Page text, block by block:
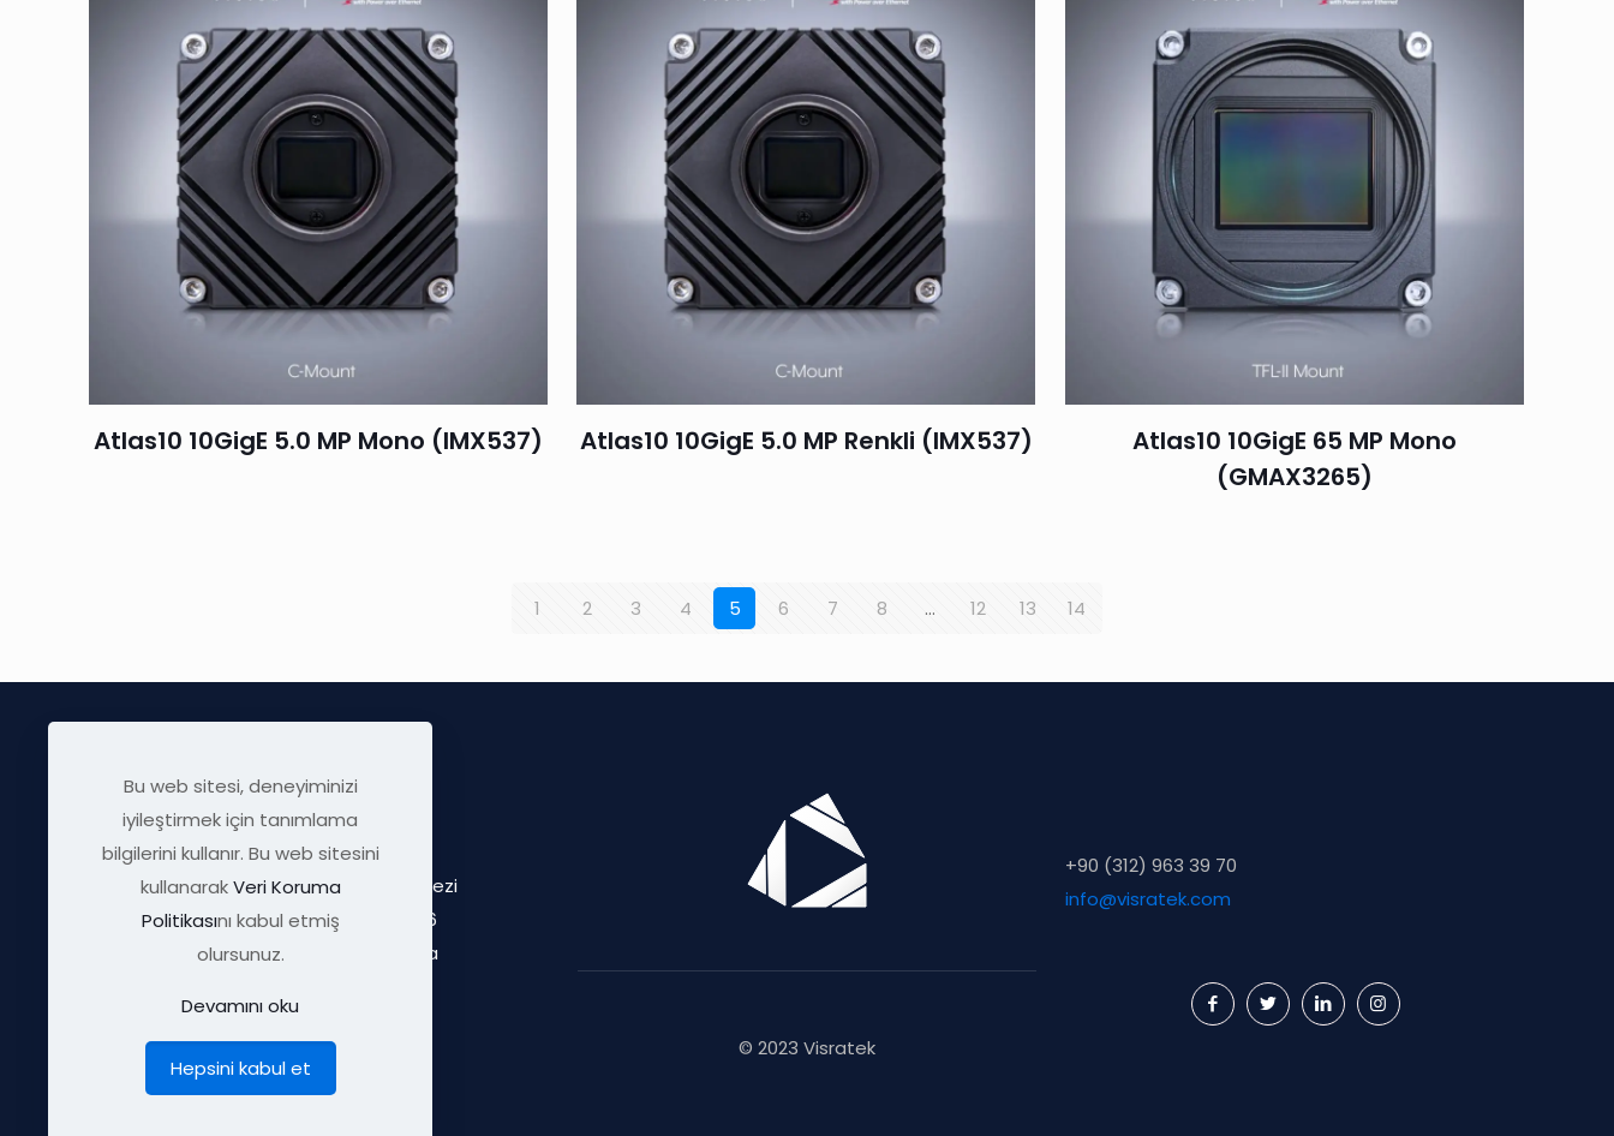
Atlas10 10GigE 5.0 MP Mono (IMX537) Atlas10 10GigE 5.0 MP Renkli (IMX537)
Atlas10 10GigE 65 MP Mono
(GMAX3265)
1 2 3 4 5 6 7 8 … 12 13 14
ODTÜ OSTİM Teknokent Merkezi
Uzay Çağı Cd. 1308 Sk. No:6
06374 Yenimahalle, Ankara
© 2023 Visratek
+90 (312) 963 39 70
info@visratek.com
Bu web sitesi, deneyiminizi
iyileştirmek için tanımlama
bilgilerini kullanır. Bu web sitesini
kullanarakVeri Koruma
Politikasını kabul etmiş
olursunuz.
Devamını oku
Hepsini kabul et